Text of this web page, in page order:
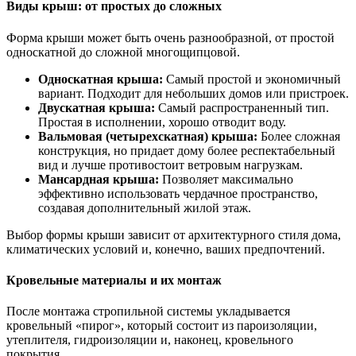
Виды крыш: от простых до сложных
Форма крыши может быть очень разнообразной, от простой
односкатной до сложной многощипцовой.
Односкатная крыша: Самый простой и экономичный
вариант. Подходит для небольших домов или пристроек.
Двускатная крыша: Самый распространенный тип.
Простая в исполнении, хорошо отводит воду.
Вальмовая (четырехскатная) крыша: Более сложная
конструкция, но придает дому более респектабельный
вид и лучше противостоит ветровым нагрузкам.
Мансардная крыша: Позволяет максимально
эффективно использовать чердачное пространство,
создавая дополнительный жилой этаж.
Выбор формы крыши зависит от архитектурного стиля дома,
климатических условий и, конечно, ваших предпочтений.
Кровельные материалы и их монтаж
После монтажа стропильной системы укладывается
кровельный «пирог», который состоит из пароизоляции,
утеплителя, гидроизоляции и, наконец, кровельного